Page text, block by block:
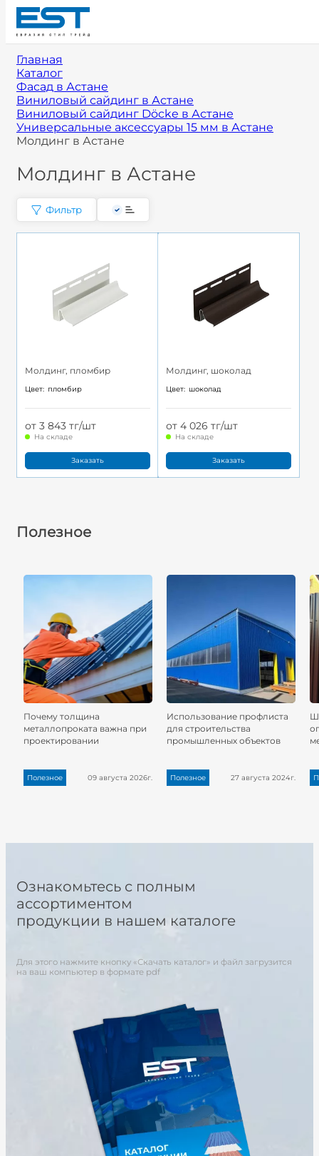
Главная
Каталог
Фасад в Астане
Виниловый сайдинг в Астане
Виниловый сайдинг Döcke в Астане
Универсальные аксессуары 15 мм в Астане
Молдинг в Астане
Молдинг в Астане
Фильтр
Молдинг, пломбир
Цвет: пломбир
от 3 843 тг/шт
На складе
Заказать
Молдинг, шоколад
Цвет: шоколад
от 4 026 тг/шт
На складе
Заказать
Полезное
Почему толщина
металлопроката важна при
проектировании
Полезное 09 августа 2026г.
Использование профлиста
для строительства
промышленных объектов
Полезное 27 августа 2024г.
Ознакомьтесь с полным
ассортиментом
продукции в нашем каталоге
Для этого нажмите кнопку «Скачать каталог» и файл загрузится
на ваш компьютер в формате pdf